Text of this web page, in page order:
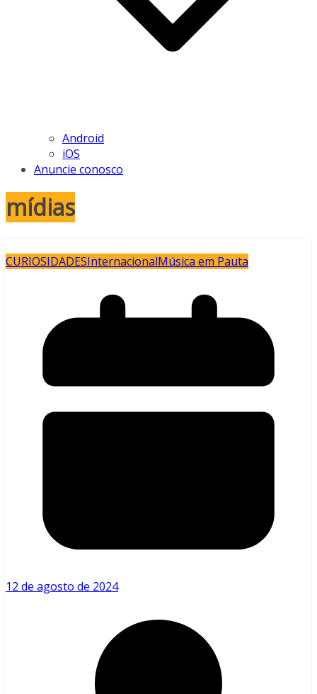
Android
iOS
Anuncie conosco
mídias
CURIOSIDADESInternacionalMúsica em Pauta
12 de agosto de 2024